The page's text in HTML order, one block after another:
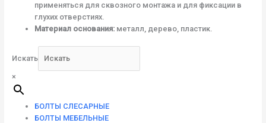
применяться для сквозного монтажа и для фиксации в
глухих отверстиях.
Материал основания:металл, дерево, пластик.
Искать
×
БОЛТЫ СЛЕСАРНЫЕ
БОЛТЫ МЕБЕЛЬНЫЕ